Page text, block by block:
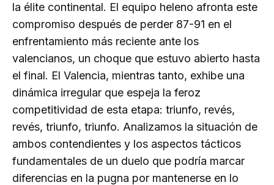
la élite continental. El equipo heleno afronta este
compromiso después de perder 87-91 en el
enfrentamiento más reciente ante los
valencianos, un choque que estuvo abierto hasta
el final. El Valencia, mientras tanto, exhibe una
dinámica irregular que espeja la feroz
competitividad de esta etapa: triunfo, revés,
revés, triunfo, triunfo. Analizamos la situación de
ambos contendientes y los aspectos tácticos
fundamentales de un duelo que podría marcar
diferencias en la pugna por mantenerse en lo